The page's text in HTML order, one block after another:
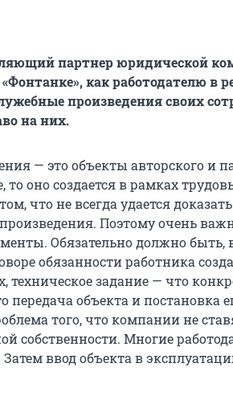
партнер юридической
как работодателю в
произведения своих
на них.
— это объекты авторского и
то оно создается в рамках
что не всегда удается
Поэтому очень
Обязательно должно быть,
обязанности работника
задание — что
передача объекта и постановка
того, что компании не
собственности. Многие
Затем ввод объекта в